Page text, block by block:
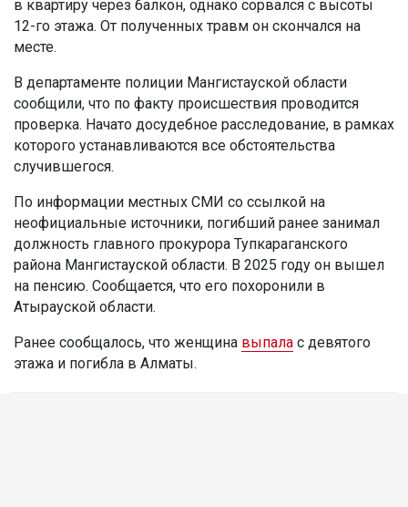
в квартиру через балкон, однако сорвался с высоты
12-го этажа. От полученных травм он скончался на
месте.
В департаменте полиции Мангистауской области
сообщили, что по факту происшествия проводится
проверка. Начато досудебное расследование, в рамках
которого устанавливаются все обстоятельства
случившегося.
По информации местных СМИ со ссылкой на
неофициальные источники, погибший ранее занимал
должность главного прокурора Тупкараганского
района Мангистауской области. В 2025 году он вышел
на пенсию. Сообщается, что его похоронили в
Атырауской области.
Ранее сообщалось, что женщина выпала с девятого
этажа и погибла в Алматы.